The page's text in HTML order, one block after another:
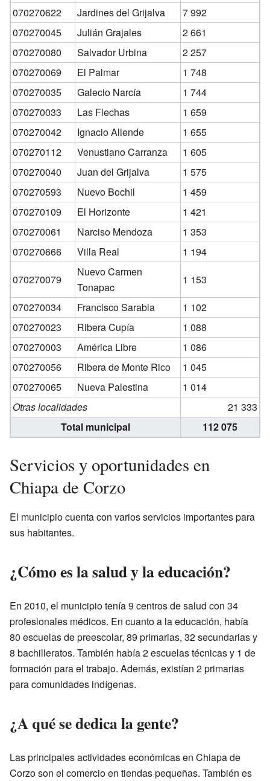
070270622
Jardines del Grijalva
7 992
070270045
Julián Grajales
2 661
070270080
Salvador Urbina
2 257
070270069
El Palmar
1 748
070270035
Galecio Narcía
1 744
070270033
Las Flechas
1 659
070270042
Ignacio Allende
1 655
070270112
Venustiano Carranza
1 605
070270040
Juan del Grijalva
1 575
070270593
Nuevo Bochil
1 459
070270109
El Horizonte
1 421
070270061
Narciso Mendoza
1 353
070270666
Villa Real
1 194
070270079
Nuevo Carmen
Tonapac
1 153
070270034
Francisco Sarabia
1 102
070270023
Ribera Cupía
1 088
070270003
América Libre
1 086
070270056
Ribera de Monte Rico
1 045
070270065
Nueva Palestina
1 014
Otras localidades
21 333
Total municipal
112 075
Servicios y oportunidades en
Chiapa de Corzo
El municipio cuenta con varios servicios importantes para
sus habitantes.
¿Cómo es la salud y la educación?
En 2010, el municipio tenía 9 centros de salud con 34
profesionales médicos. En cuanto a la educación, había
80 escuelas de preescolar, 89 primarias, 32 secundarias y
8 bachilleratos. También había 2 escuelas técnicas y 1 de
formación para el trabajo. Además, existían 2 primarias
para comunidades indígenas.
¿A qué se dedica la gente?
Las principales actividades económicas en Chiapa de
Corzo son el comercio en tiendas pequeñas. También es